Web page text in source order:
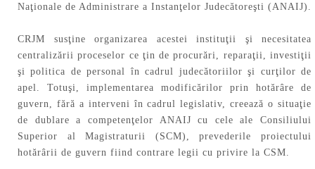
Naţionale de Administrare a Instanţelor Judecătoreşti (ANAIJ).
CRJM susţine organizarea acestei instituţii şi necesitatea
centralizării proceselor ce ţin de procurări, reparaţii, investiţii
şi politica de personal în cadrul judecătoriilor şi curţilor de
apel. Totuşi, implementarea modificărilor prin hotărâre de
guvern, fără a interveni în cadrul legislativ, creează o situaţie
de dublare a competenţelor ANAIJ cu cele ale Consiliului
Superior al Magistraturii (SCM), prevederile proiectului
hotărârii de guvern fiind contrare legii cu privire la CSM.